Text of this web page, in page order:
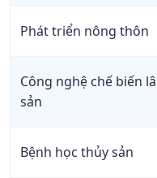
Phát triển nông thôn
Công nghệ chế biến
sản
Bệnh học thủy sản